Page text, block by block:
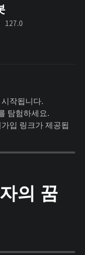
127.0
작됩니다.
탐험하세요.
입 링크가 제공됩
의 꿈